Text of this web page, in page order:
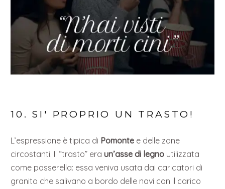
10. SI' PROPRIO UN TRASTO!
L’espressione è tipica di Pomonte e delle zone
circostanti. Il “trasto” eraun’asse di legno utilizzata
come passerella: essa veniva usata dai caricatori di
granito che salivano a bordo delle navi con il carico